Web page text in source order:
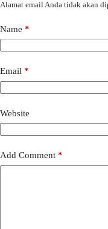
Alamat email Anda tidak akan
Name *
Email *
Website
Add Comment *